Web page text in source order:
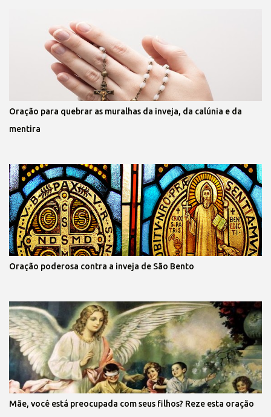
Oração para quebrar as muralhas da inveja, da calúnia e da
mentira
Oração poderosa contra a inveja de São Bento
Mãe, você está preocupada com seus filhos? Reze esta oração